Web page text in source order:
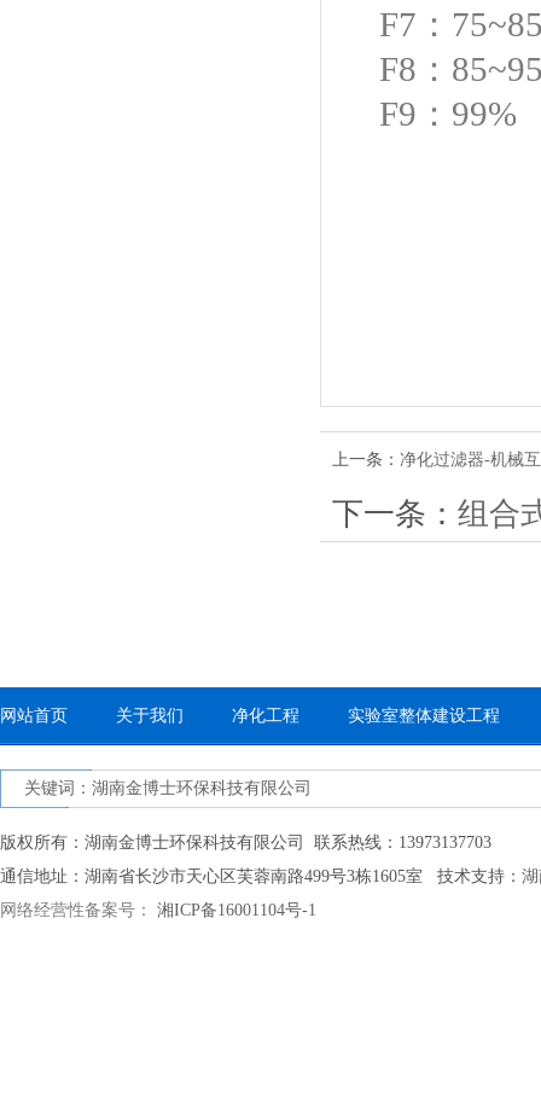
F7：
F8：
F9：99%
上一条： 净化过滤器-机械
下一条： 组合
网站首页 关于我们 净化工程 实验室整体建设工程
关键词：湖南金博士环保科技有限公司
版权所有：湖南金博士环保科技有限公司 联系热线：13973137703
通信地址：湖南省长沙市天心区芙蓉南路499号3栋1605室 技术支持：
网络经营性备案号： 湘ICP备16001104号-1